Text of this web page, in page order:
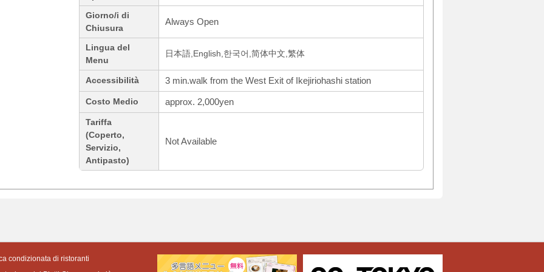
Giorno/i di
Chiusura
Always Open
Lingua del
Menu
日本語,English,한국어,简体中文,繁体
Accessibilità 3 min.walk from the West Exit of Ikejiriohashi station
Costo Medio approx. 2,000yen
Tariffa
(Coperto,
Servizio,
Antipasto)
Not Available
condizionata di ristoranti